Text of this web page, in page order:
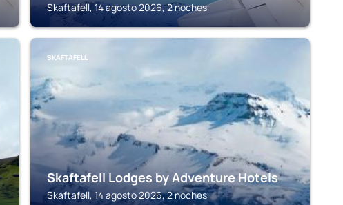
Skaftafell, 14 agosto 2026, 2 noches
SKAFTAFELL
Skaftafell Lodges by Adventure Hotels
Skaftafell, 14 agosto 2026, 2 noches